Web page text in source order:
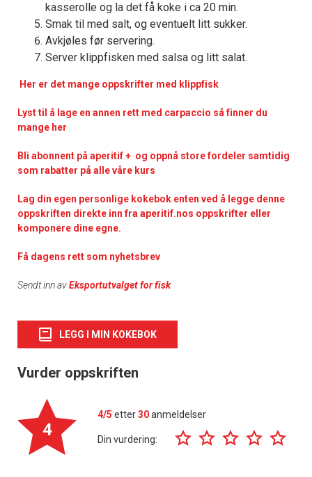
kasserolle og la det få koke i ca 20 min.
Smak til med salt, og eventuelt litt sukker.
Avkjøles før servering.
Server klippfisken med salsa og litt salat.
Her er det mange oppskrifter med klippfisk
Lyst til å lage en annen rett med carpaccio så finner du
mange her
Bli abonnent på aperitif + og oppnå store fordeler samtidig
som rabatter på alle våre kurs
Lag din egen personlige kokebok enten ved å legge denne
oppskriften direkte inn fra aperitif.nos oppskrifter eller
komponere dine egne.
Få dagens rett som nyhetsbrev
Sendt inn avEksportutvalget for fisk
LEGG I MIN KOKEBOK
Vurder oppskriften
4
4/5 etter30anmeldelser
Din vurdering: